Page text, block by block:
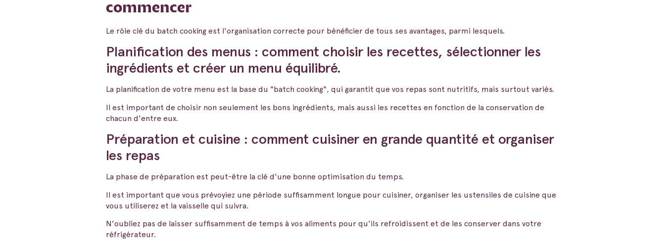
commencer
Le rôle clé du batch cooking est l'organisation correcte pour bénéficier de tous ses avantages, parmi lesquels.
Planification des menus : comment choisir les recettes, sélectionner les
ingrédients et créer un menu équilibré.
La planification de votre menu est la base du "batch cooking", qui garantit que vos repas sont nutritifs, mais surtout variés.
Il est important de choisir non seulement les bons ingrédients, mais aussi les recettes en fonction de la conservation de
chacun d'entre eux.
Préparation et cuisine : comment cuisiner en grande quantité et organiser
les repas
La phase de préparation est peut-être la clé d'une bonne optimisation du temps.
Il est important que vous prévoyiez une période suffisamment longue pour cuisiner, organiser les ustensiles de cuisine que
vous utiliserez et la vaisselle qui suivra.
N'oubliez pas de laisser suffisamment de temps à vos aliments pour qu'ils refroidissent et de les conserver dans votre
réfrigérateur.